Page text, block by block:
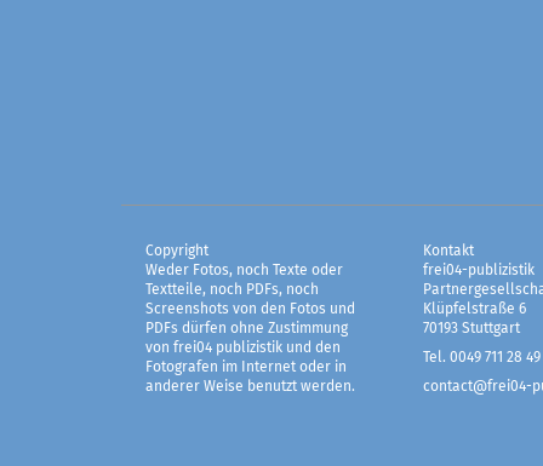
Copyright
Weder Fotos, noch Texte oder
Textteile, noch PDFs, noch
Screenshots von den Fotos und
PDFs dürfen ohne Zustimmung
von frei04 publizistik und den
Fotografen im Internet oder in
anderer Weise benutzt werden.
Kontakt
frei04-publizistik
Klüpfelstraße 6
70193 Stuttgart
Tel. 0049 711 28 49
contact@frei04-